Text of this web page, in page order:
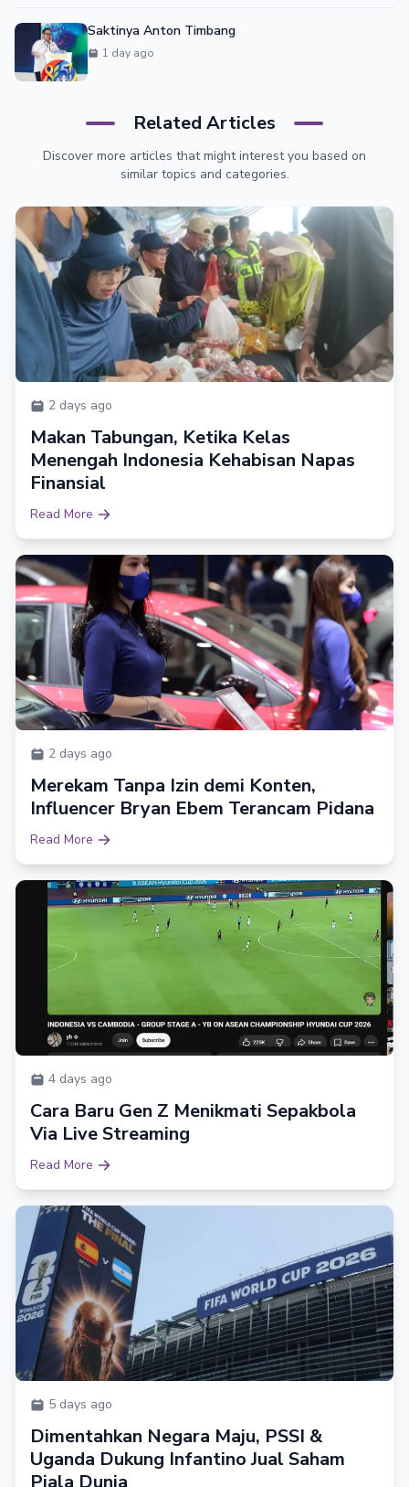
Saktinya Anton Timbang
1 day ago
Related Articles
Discover more articles that might interest you based on
similar topics and categories.
2 days ago
Makan Tabungan, Ketika Kelas
Menengah Indonesia Kehabisan Napas
Finansial
Read More
2 days ago
Merekam Tanpa Izin demi Konten,
Influencer Bryan Ebem Terancam Pidana
Read More
4 days ago
Cara Baru Gen Z Menikmati Sepakbola
Via Live Streaming
Read More
5 days ago
Dimentahkan Negara Maju, PSSI &
Uganda Dukung Infantino Jual Saham
Piala Dunia